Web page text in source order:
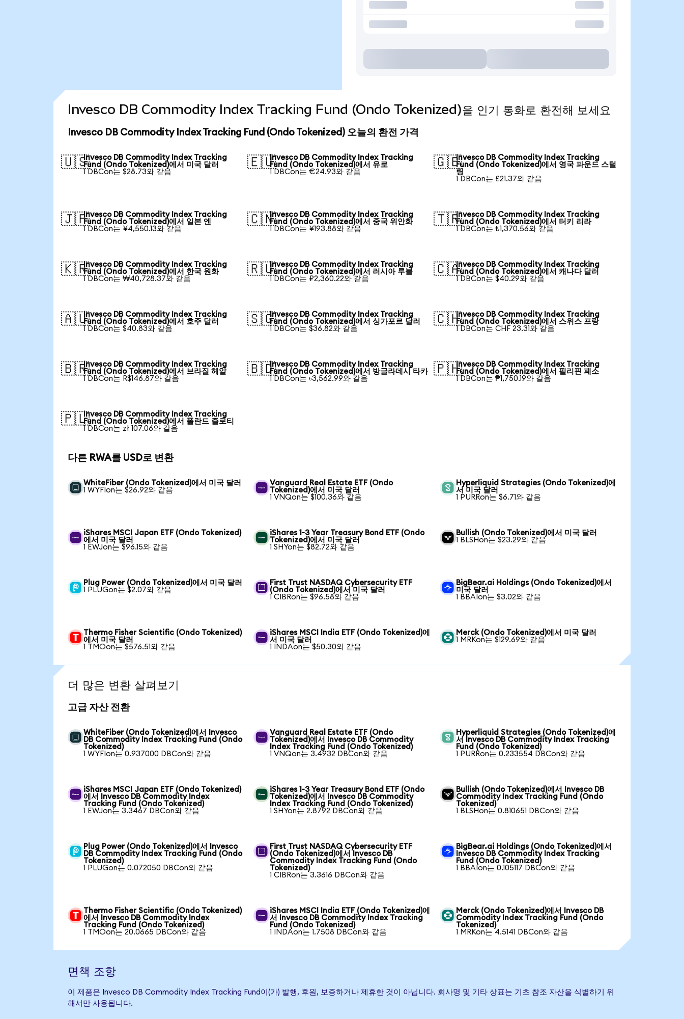
Invesco DB Commodity Index Tracking Fund (Ondo Tokenized)을 인기 통화로 환전해 보세요
Invesco DB Commodity Index Tracking Fund (Ondo Tokenized) 오늘의 환전 가격
🇺🇸Invesco DB Commodity Index Tracking
Fund (Ondo Tokenized)에서 미국 달러
1 DBCon는 $28.73와 같음
🇪🇺Invesco DB Commodity Index Tracking
Fund (Ondo Tokenized)에서 유로
1 DBCon는 €24.93와 같음
🇬🇧Invesco DB Commodity Index Tracking
Fund (Ondo Tokenized)에서 영국 파운드 스털
링
1 DBCon는 £21.37와 같음
🇯🇵Invesco DB Commodity Index Tracking
Fund (Ondo Tokenized)에서 일본 엔
1 DBCon는 ¥4,550.13와 같음
🇨🇳Invesco DB Commodity Index Tracking
Fund (Ondo Tokenized)에서 중국 위안화
1 DBCon는 ¥193.88와 같음
🇹🇷Invesco DB Commodity Index Tracking
Fund (Ondo Tokenized)에서 터키 리라
1 DBCon는 ₺1,370.56와 같음
🇰🇷Invesco DB Commodity Index Tracking
Fund (Ondo Tokenized)에서 한국 원화
1 DBCon는 ₩40,728.37와 같음
🇷🇺Invesco DB Commodity Index Tracking
Fund (Ondo Tokenized)에서 러시아 루블
1 DBCon는 ₽2,360.22와 같음
🇨🇦Invesco DB Commodity Index Tracking
Fund (Ondo Tokenized)에서 캐나다 달러
1 DBCon는 $40.29와 같음
🇦🇺Invesco DB Commodity Index Tracking
Fund (Ondo Tokenized)에서 호주 달러
1 DBCon는 $40.83와 같음
🇸🇬Invesco DB Commodity Index Tracking
Fund (Ondo Tokenized)에서 싱가포르 달러
1 DBCon는 $36.82와 같음
🇨🇭Invesco DB Commodity Index Tracking
Fund (Ondo Tokenized)에서 스위스 프랑
1 DBCon는 CHF 23.31와 같음
🇧🇷Invesco DB Commodity Index Tracking
Fund (Ondo Tokenized)에서 브라질 헤알
1 DBCon는 R$146.87와 같음
🇧🇩Invesco DB Commodity Index Tracking
Fund (Ondo Tokenized)에서 방글라데시 타카
1 DBCon는 ৳3,562.99와 같음
🇵🇭Invesco DB Commodity Index Tracking
Fund (Ondo Tokenized)에서 필리핀 페소
1 DBCon는 ₱1,750.19와 같음
🇵🇱Invesco DB Commodity Index Tracking
Fund (Ondo Tokenized)에서 폴란드 즐로티
1 DBCon는 zł 107.06와 같음
다른 RWA를 USD로 변환
WhiteFiber (Ondo Tokenized)에서 미국 달러
1 WYFIon는 $26.92와 같음
Vanguard Real Estate ETF (Ondo
Tokenized)에서 미국 달러
1 VNQon는 $100.36와 같음
Hyperliquid Strategies (Ondo Tokenized)에
서 미국 달러
1 PURRon는 $6.71와 같음
iShares MSCI Japan ETF (Ondo Tokenized)
에서 미국 달러
1 EWJon는 $96.15와 같음
iShares 1-3 Year Treasury Bond ETF (Ondo
Tokenized)에서 미국 달러
1 SHYon는 $82.72와 같음
Bullish (Ondo Tokenized)에서 미국 달러
1 BLSHon는 $23.29와 같음
Plug Power (Ondo Tokenized)에서 미국 달러
1 PLUGon는 $2.07와 같음
First Trust NASDAQ Cybersecurity ETF
(Ondo Tokenized)에서 미국 달러
1 CIBRon는 $96.58와 같음
BigBear.ai Holdings (Ondo Tokenized)에서
미국 달러
1 BBAIon는 $3.02와 같음
Thermo Fisher Scientific (Ondo Tokenized)
에서 미국 달러
1 TMOon는 $576.51와 같음
iShares MSCI India ETF (Ondo Tokenized)에
서 미국 달러
1 INDAon는 $50.30와 같음
Merck (Ondo Tokenized)에서 미국 달러
1 MRKon는 $129.69와 같음
더 많은 변환 살펴보기
고급 자산 전환
WhiteFiber (Ondo Tokenized)에서 Invesco
DB Commodity Index Tracking Fund (Ondo
Tokenized)
1 WYFIon는 0.937000 DBCon와 같음
Vanguard Real Estate ETF (Ondo
Tokenized)에서 Invesco DB Commodity
Index Tracking Fund (Ondo Tokenized)
1 VNQon는 3.4932 DBCon와 같음
Hyperliquid Strategies (Ondo Tokenized)에
서 Invesco DB Commodity Index Tracking
Fund (Ondo Tokenized)
1 PURRon는 0.233554 DBCon와 같음
iShares MSCI Japan ETF (Ondo Tokenized)
에서 Invesco DB Commodity Index
Tracking Fund (Ondo Tokenized)
1 EWJon는 3.3467 DBCon와 같음
iShares 1-3 Year Treasury Bond ETF (Ondo
Tokenized)에서 Invesco DB Commodity
Index Tracking Fund (Ondo Tokenized)
1 SHYon는 2.8792 DBCon와 같음
Bullish (Ondo Tokenized)에서 Invesco DB
Commodity Index Tracking Fund (Ondo
Tokenized)
1 BLSHon는 0.810651 DBCon와 같음
Plug Power (Ondo Tokenized)에서 Invesco
DB Commodity Index Tracking Fund (Ondo
Tokenized)
1 PLUGon는 0.072050 DBCon와 같음
First Trust NASDAQ Cybersecurity ETF
(Ondo Tokenized)에서 Invesco DB
Commodity Index Tracking Fund (Ondo
Tokenized)
1 CIBRon는 3.3616 DBCon와 같음
BigBear.ai Holdings (Ondo Tokenized)에서
Invesco DB Commodity Index Tracking
Fund (Ondo Tokenized)
1 BBAIon는 0.105117 DBCon와 같음
Thermo Fisher Scientific (Ondo Tokenized)
에서 Invesco DB Commodity Index
Tracking Fund (Ondo Tokenized)
1 TMOon는 20.0665 DBCon와 같음
iShares MSCI India ETF (Ondo Tokenized)에
서 Invesco DB Commodity Index Tracking
Fund (Ondo Tokenized)
1 INDAon는 1.7508 DBCon와 같음
Merck (Ondo Tokenized)에서 Invesco DB
Commodity Index Tracking Fund (Ondo
Tokenized)
1 MRKon는 4.5141 DBCon와 같음
면책 조항
이 제품은 Invesco DB Commodity Index Tracking Fund이(가) 발행, 후원, 보증하거나 제휴한 것이 아닙니다. 회사명 및 기타 상표는 기초 참조 자산을 식별하기 위
해서만 사용됩니다.